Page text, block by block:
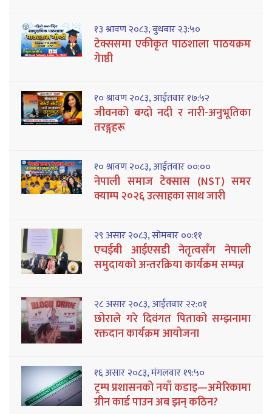
१३ श्रावण २०८३, बुधबार २३:५०
टेक्ससमा एकीकृत पाठशाला पाठयक्रम
गेाष्ठी
१० श्रावण २०८३, आईतवार १७:५२
जीवनको बग्दो नदी र नारी-अनुभूतिका
तरङ्गहरू
१० श्रावण २०८३, आईतवार ००:००
नेपाली समाज टेक्सास (NST) समर
क्याम्प २०२६ उत्साहका साथ जारी
२९ असार २०८३, सोमबार ००:११
एचईबी आईएसडी नेतृत्वसँग नेपाली
समुदायको अन्तरक्रिया कार्यक्रम सम्पन्न
२८ असार २०८३, आईतवार २२:०१
छोराले गरे दिवंगत पिताको सम्झनामा
रक्तदान कार्यक्रम आयोजना
१६ असार २०८३, मंगलवार १९:५०
ट्रम्प प्रशासनको नयाँ कडाइ—अमेरिकामा
ग्रीन कार्ड पाउन अब झन् कठिन?